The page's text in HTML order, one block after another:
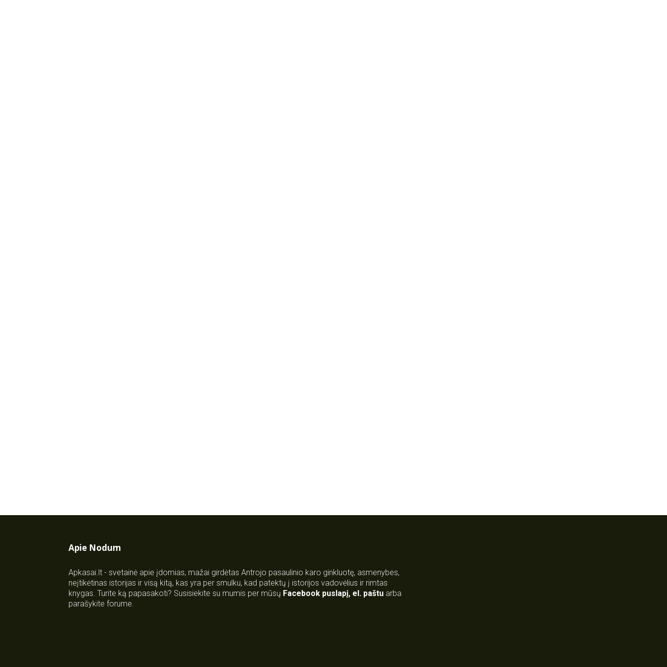
Apie Nodum
Apkasai.lt - svetainė apie įdomias, mažai girdėtas Antrojo pasaulinio karo ginkluotę, asmenybes,
neįtikėtinas istorijas ir visą kitą, kas yra per smulku, kad patektų į istorijos vadovėlius ir rimtas
knygas. Turite ką papasakoti? Susisiekite su mumis per mūsų Facebook puslapį, el. paštu arba
parašykite forume.